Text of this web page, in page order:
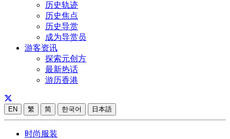
历史轨迹
历史焦点
历史导赏
成为导赏员
游客资讯
探索元创方
最新热话
游历香港
EN 繁 简 한국어 日本語
时尚服装